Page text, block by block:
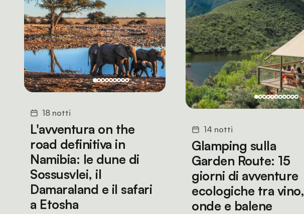
18 notti
L'avventura on the
road definitiva in
Namibia: le dune di
Sossusvlei, il
Damaraland e il safari
a Etosha
14 notti
Glamping sulla
Garden Route: 15
giorni di avventure
ecologiche tra vino,
onde e balene